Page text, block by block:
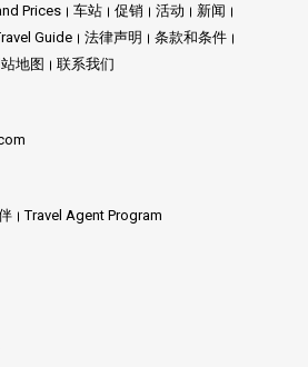
Prices 车站 促销 活动
新闻
Guide 法律声明
条款和条件
地图 联系我们
Travel Agent Program